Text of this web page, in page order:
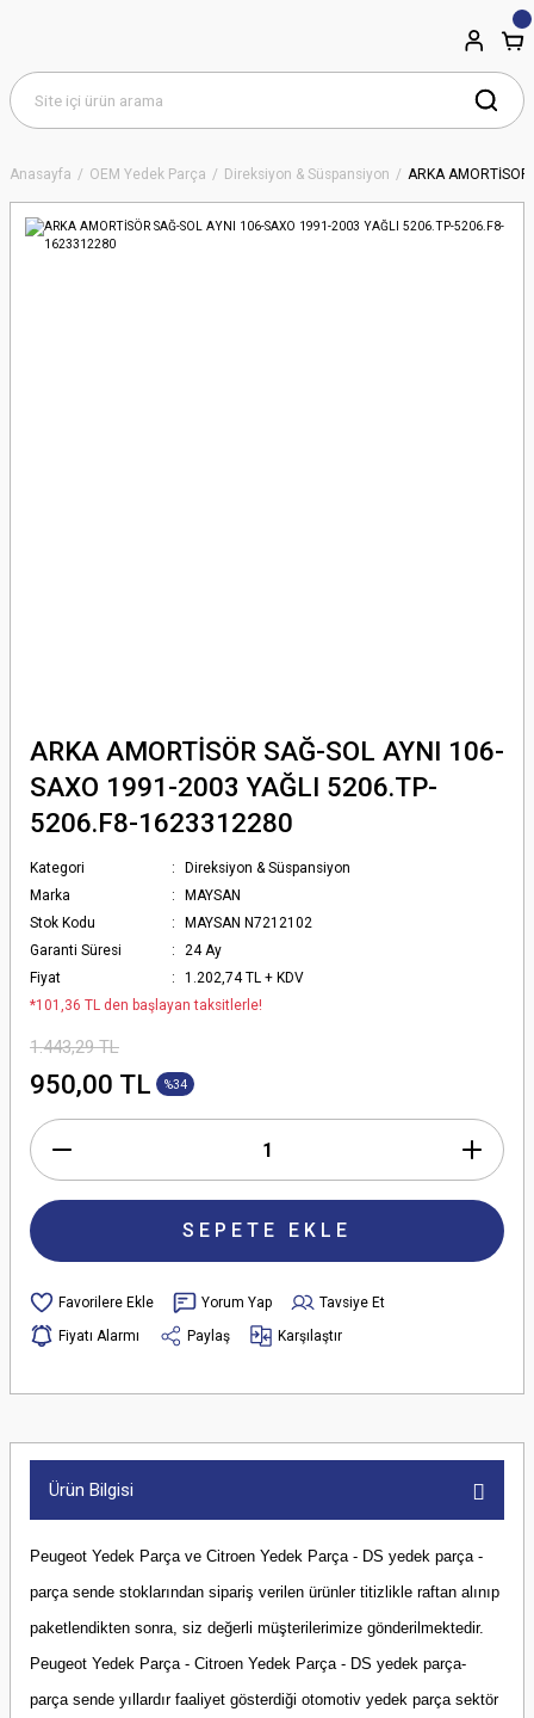
Anasayfa OEM Yedek Parça Direksiyon & Süspansiyon ARKA
ARKA AMORTİSÖR SAĞ-SOL AYNI 106-
SAXO 1991-2003 YAĞLI 5206.TP-
5206.F8-1623312280
Kategori
Direksiyon & Süspansiyon
Marka
MAYSAN
Stok Kodu
MAYSAN N7212102
Garanti Süresi
24 Ay
Fiyat
1.202,74 TL + KDV
*101,36 TL den başlayan taksitlerle!
1.443,29 TL
950,00 TL %34
SEPETE EKLE
Yorum Yap
Tavsiye Et
Fiyatı Alarmı
Paylaş Karşılaştır
Ürün Bilgisi
Peugeot Yedek Parça ve Citroen Yedek Parça - DS yedek parça -
parça sende stoklarından sipariş verilen ürünler titizlikle raftan alınıp
paketlendikten sonra, siz değerli müşterilerimize gönderilmektedir.
Peugeot Yedek Parça - Citroen Yedek Parça - DS yedek parça-
parça sende yıllardır faaliyet gösterdiği otomotiv yedek parça sektör